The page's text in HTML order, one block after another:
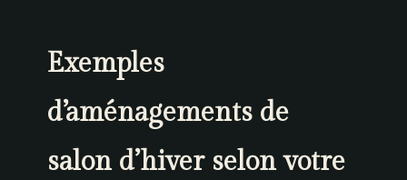
Exemples
d’aménagements de
salon d’hiver selon votre